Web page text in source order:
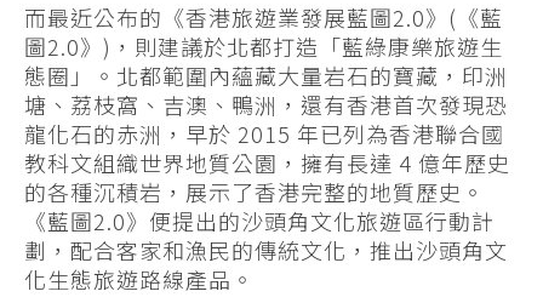
而最近公布的《香港旅遊業發展藍圖2.0》(《藍
圖2.0》)，則建議於北都打造「藍綠康樂旅遊生
態圈」。北都範圍內蘊藏大量岩石的寶藏，印洲
塘、荔枝窩、吉澳、鴨洲，還有香港首次發現恐
龍化石的赤洲，早於 2015 年已列為香港聯合國
教科文組織世界地質公園，擁有長達 4 億年歷史
的各種沉積岩，展示了香港完整的地質歷史。
《藍圖2.0》便提出的沙頭角文化旅遊區行動計
劃，配合客家和漁民的傳統文化，推出沙頭角文
化生態旅遊路線產品。